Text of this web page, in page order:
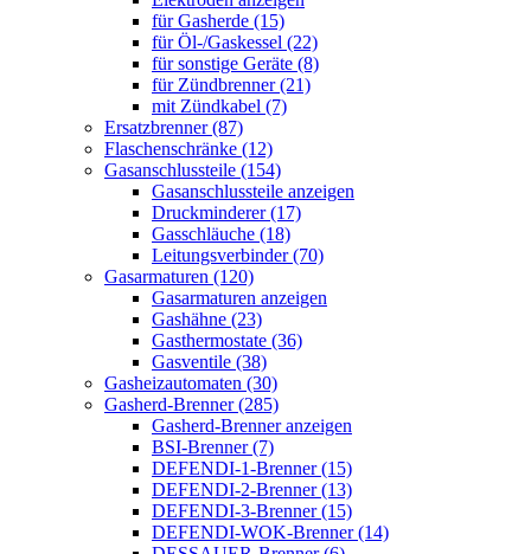
für Gasherde (15)
für Öl-/Gaskessel (22)
für sonstige Geräte (8)
für Zündbrenner (21)
mit Zündkabel (7)
Ersatzbrenner (87)
Flaschenschränke (12)
Gasanschlussteile (154)
Gasanschlussteile anzeigen
Druckminderer (17)
Gasschläuche (18)
Leitungsverbinder (70)
Gasarmaturen (120)
Gasarmaturen anzeigen
Gashähne (23)
Gasthermostate (36)
Gasventile (38)
Gasheizautomaten (30)
Gasherd-Brenner (285)
Gasherd-Brenner anzeigen
BSI-Brenner (7)
DEFENDI-1-Brenner (15)
DEFENDI-2-Brenner (13)
DEFENDI-3-Brenner (15)
DEFENDI-WOK-Brenner (14)